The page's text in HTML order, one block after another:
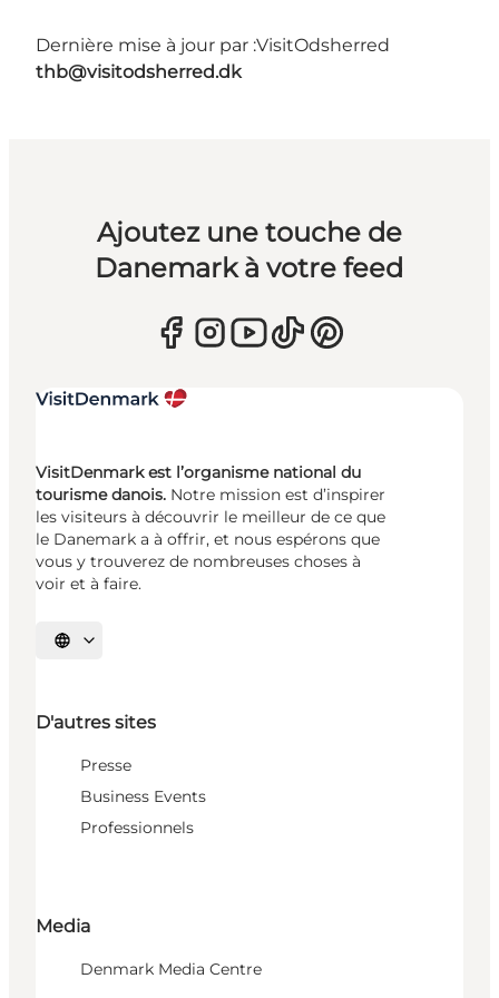
Dernière mise à jour par :VisitOdsherred
thb@visitodsherred.dk
Ajoutez une touche de
Danemark à votre feed
VisitDenmark est l’organisme national du
tourisme danois. Notre mission est d’inspirer
les visiteurs à découvrir le meilleur de ce que
le Danemark a à offrir, et nous espérons que
vous y trouverez de nombreuses choses à
voir et à faire.
Choisissez la langue
D'autres sites
Presse
Business Events
Professionnels
Media
Denmark Media Centre